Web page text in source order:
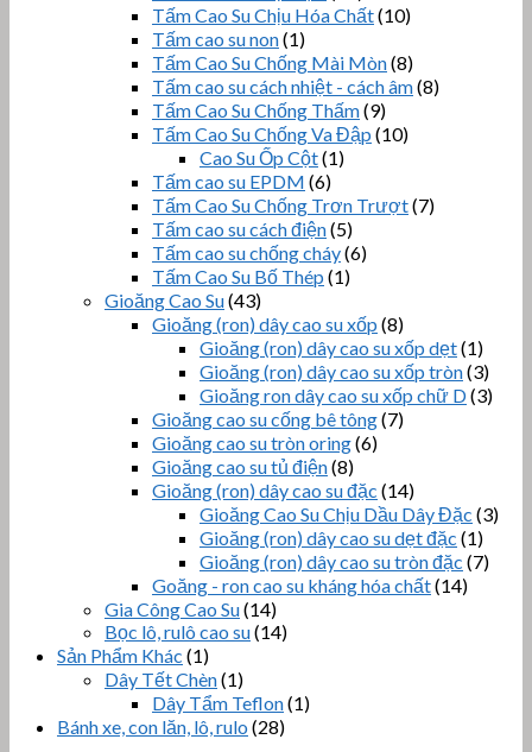
Tấm Cao Su Chịu Hóa Chất(10)
Tấm cao su non(1)
Tấm Cao Su Chống Mài Mòn(8)
Tấm cao su cách nhiệt - cách âm(8)
Tấm Cao Su Chống Thấm(9)
Tấm Cao Su Chống Va Đập (10)
Cao Su Ốp Cột(1)
Tấm cao su EPDM (6)
Tấm Cao Su Chống Trơn Trượt(7)
Tấm cao su cách điện(5)
Tấm cao su chống cháy(6)
Tấm Cao Su Bố Thép (1)
Gioăng Cao Su(43)
Gioăng (ron) dây cao su xốp (8)
Gioăng (ron) dây cao su xốp dẹt(1)
Gioăng (ron) dây cao su xốp tròn(3)
Gioăng ron dây cao su xốp chữ D(3)
Gioăng cao su cống bê tông(7)
Gioăng cao su tròn oring(6)
Gioăng cao su tủ điện(8)
Gioăng (ron) dây cao su đặc (14)
Gioăng Cao Su Chịu Dầu Dây Đặc (3)
Gioăng (ron) dây cao su dẹt đặc (1)
Gioăng (ron) dây cao su tròn đặc (7)
Goăng - ron cao su kháng hóa chất(14)
Gia Công Cao Su(14)
Bọc lô, rulô cao su(14)
Sản Phẩm Khác (1)
Dây Tết Chèn(1)
Dây Tẩm Teflon(1)
Bánh xe, con lăn, lô, rulo (28)